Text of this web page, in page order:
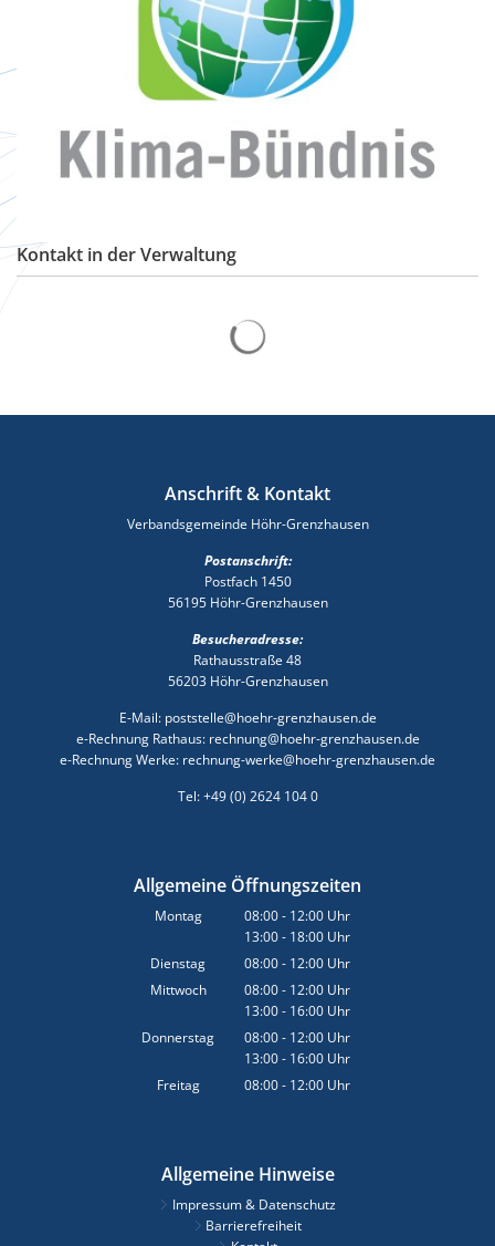
Kontakt in der Verwaltung
Anschrift & Kontakt
Verbandsgemeinde Höhr-Grenzhausen
Postanschrift:
Postfach 1450
56195 Höhr-Grenzhausen
Besucheradresse:
Rathausstraße 48
56203 Höhr-Grenzhausen
E-Mail: poststelle@hoehr-grenzhausen.de
e-Rechnung Rathaus: rechnung@hoehr-grenzhausen.de
e-Rechnung Werke: rechnung-werke@hoehr-grenzhausen.de
Tel: +49 (0) 2624 104 0
Allgemeine Öffnungszeiten
Montag 08:00- 12:00 Uhr
Von 08:00 bis 12:00 Uhr
13:00- 18:00 Uhr
Von 13:00 bis 18:00 Uhr
Dienstag 08:00- 12:00 Uhr
Von 08:00 bis 12:00 Uhr
Mittwoch 08:00- 12:00 Uhr
Von 08:00 bis 12:00 Uhr
13:00- 16:00 Uhr
Von 13:00 bis 16:00 Uhr
Donnerstag 08:00- 12:00 Uhr
Von 08:00 bis 12:00 Uhr
13:00- 16:00 Uhr
Von 13:00 bis 16:00 Uhr
Freitag 08:00- 12:00 Uhr
Allgemeine Hinweise
Impressum & Datenschutz
Barrierefreiheit